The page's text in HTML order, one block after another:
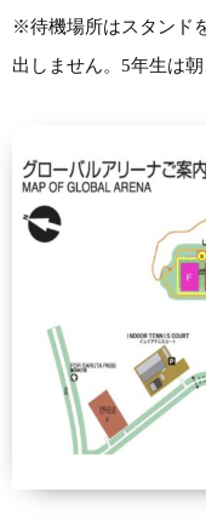
※待機場所はスタンド
出しません。5年生は